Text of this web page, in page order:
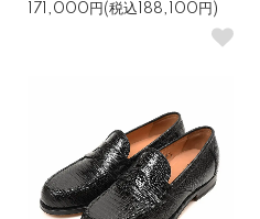
171,000円(税込188,100円)